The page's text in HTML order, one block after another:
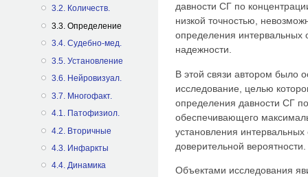
3.2. Количеств.
3.3. Определение
3.4. Судебно-мед.
3.5. Установление
3.6. Нейровизуал.
3.7. Многофакт.
4.1. Патофизиол.
4.2. Вторичные
4.3. Инфаркты
4.4. Динамика
давности СГ по
низкой точностью,
определения интервальных
надежности.
В этой связи автором было
исследование, целью
определения давности СГ
обеспечивающего
установления
доверительной вероятности.
Объектами исследования